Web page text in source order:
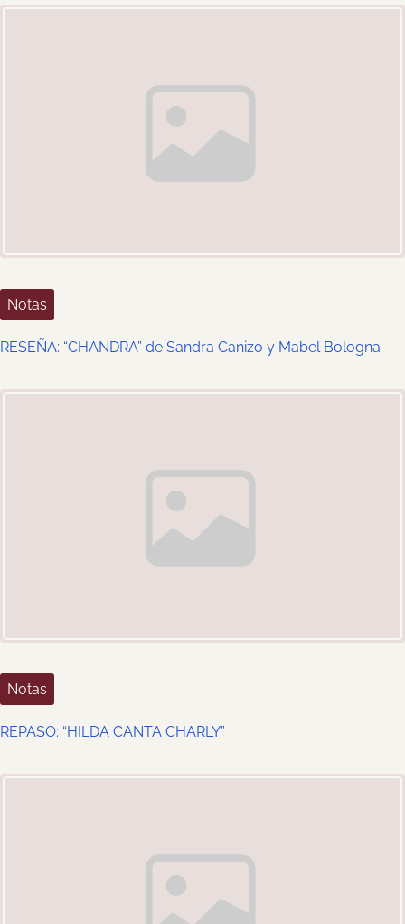
i
o
n
Notas
RESEÑA: “CHANDRA” de Sandra Canizo y Mabel Bologna
Notas
REPASO: “HILDA CANTA CHARLY”